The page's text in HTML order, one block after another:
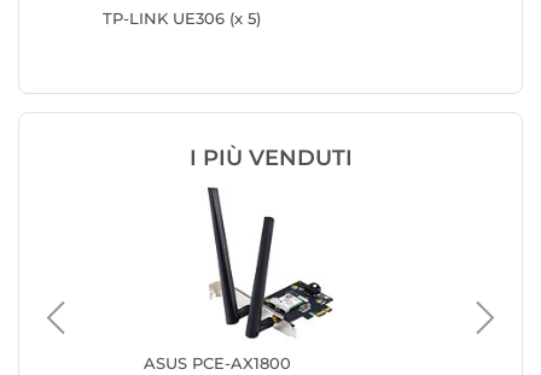
TP-LINK UE306 (x 5)
I PIÙ VENDUTI
ASUS PCE-AX1800